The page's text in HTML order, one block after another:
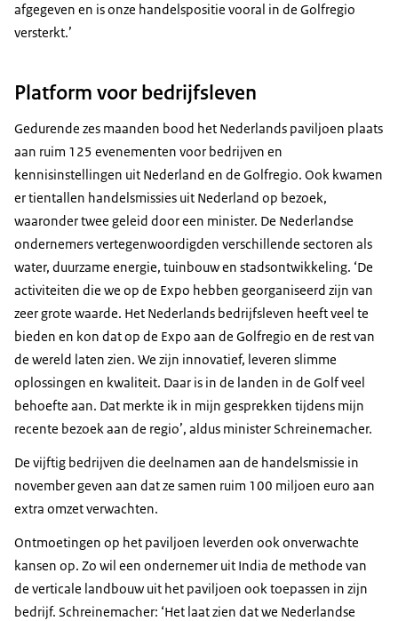
afgegeven en is onze handelspositie vooral in de Golfregio
versterkt.’
Platform voor bedrijfsleven
Gedurende zes maanden bood het Nederlands paviljoen plaats
aan ruim 125 evenementen voor bedrijven en
kennisinstellingen uit Nederland en de Golfregio. Ook kwamen
er tientallen handelsmissies uit Nederland op bezoek,
waaronder twee geleid door een minister. De Nederlandse
ondernemers vertegenwoordigden verschillende sectoren als
water, duurzame energie, tuinbouw en stadsontwikkeling. ‘De
activiteiten die we op de Expo hebben georganiseerd zijn van
zeer grote waarde. Het Nederlands bedrijfsleven heeft veel te
bieden en kon dat op de Expo aan de Golfregio en de rest van
de wereld laten zien. We zijn innovatief, leveren slimme
oplossingen en kwaliteit. Daar is in de landen in de Golf veel
behoefte aan. Dat merkte ik in mijn gesprekken tijdens mijn
recente bezoek aan de regio’, aldus minister Schreinemacher.
De vijftig bedrijven die deelnamen aan de handelsmissie in
november geven aan dat ze samen ruim 100 miljoen euro aan
extra omzet verwachten.
Ontmoetingen op het paviljoen leverden ook onverwachte
kansen op. Zo wil een ondernemer uit India de methode van
de verticale landbouw uit het paviljoen ook toepassen in zijn
bedrijf. Schreinemacher: ‘Het laat zien dat we Nederlandse